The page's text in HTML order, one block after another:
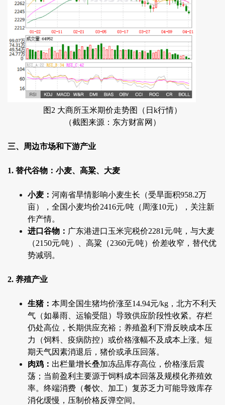
图2 大商所玉米期价走势图（日k行情）
（截图来源：东方财富网）
三、周边市场和下游产业
1. 替代谷物：小麦、高粱、大麦
小麦： 河南省旱情影响小麦生长（受旱面积958.2万
亩），全国小麦均价2416元/吨（周涨10元），关注新
作产情。
进口谷物： 广东港进口玉米完税价2281元/吨，与大麦
（2150元/吨）、高粱（2360元/吨）价差收窄，替代优
势减弱。
2. 养殖产业
生猪： 本周全国生猪均价涨至14.94元/kg，北方不利天
气（如暴雨、运输受阻）导致供应阶段性收紧。存栏
仍处高位，长期供应充裕；养殖盈利下滑反映成本压
力（饲料、疫病防控）或价格涨幅不及成本上涨。短
期天气因素消退后，猪价或承压回落。
肉鸡： 出栏量增长叠加冻品库存高位，价格涨后震
荡；当前盈利主要源于饲料成本回落及规模化养殖效
率。终端消费（餐饮、加工）复苏乏力可能导致库存
消化缓慢，压制价格反弹空间。